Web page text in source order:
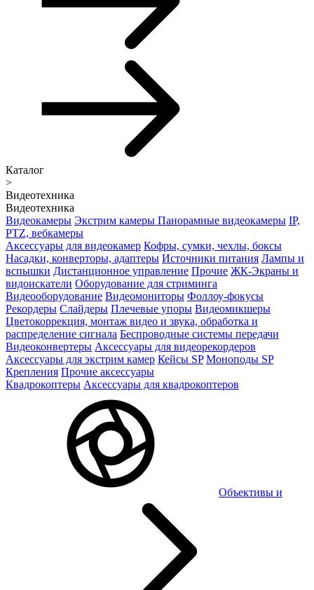
Каталог
>
Видеотехника
Видеотехника
Видеокамеры Экстрим камеры Панорамные видеокамеры IP,
PTZ, вебкамеры
Аксессуары для видеокамер Кофры, сумки, чехлы, боксы
Насадки, конверторы, адаптеры Источники питания Лампы и
вспышки Дистанционное управление Прочие ЖК-Экраны и
видоискатели Оборудование для стриминга
Видеооборудование Видеомониторы Фоллоу-фокусы
Рекордеры Слайдеры Плечевые упоры Видеомикшеры
Цветокоррекция, монтаж видео и звука, обработка и
распределение сигнала Беспроводные системы передачи
Видеоконвертеры Аксессуары для видеорекордеров
Аксессуары для экстрим камер Кейсы SP Моноподы SP
Крепления Прочие аксессуары
Квадрокоптеры Аксессуары для квадрокоптеров
Объективы и